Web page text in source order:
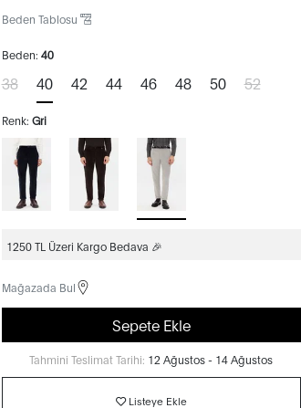
Beden: 40
Beden Tablosu
38 40 42 44 46 48 50 52
Renk: Gri
1250 TL Üzeri Kargo Bedava 🎉
Mağazada Bul
Sepete Ekle
Tahmini Teslimat Tarihi: 12 Ağustos - 14 Ağustos
Listeye Ekle